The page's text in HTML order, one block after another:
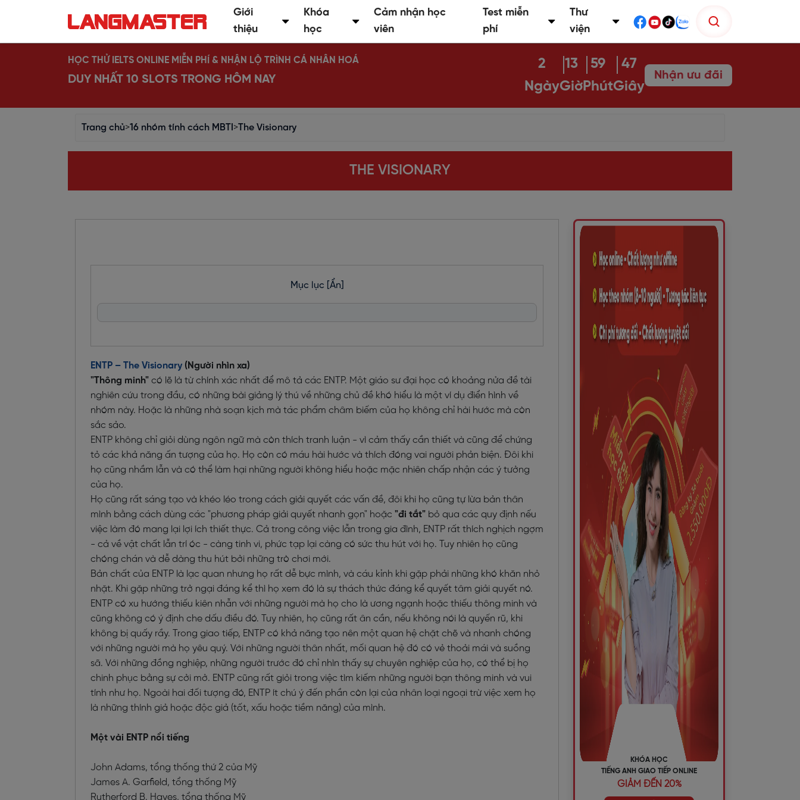
Giới
thiệu
Khóa
học
Cảm nhận học
viên
Test miễn
phí
Thư
viện
HỌC THỬ IELTS ONLINE MIỄN PHÍ & NHẬN LỘ TRÌNH CÁ NHÂN HOÁ
DUY NHẤT 10 SLOTS TRONG HÔM NAY
2
Ngày
13
Giờ
59
Phút
47
Giây
Nhận ưu đãi
Trang chủ>16 nhóm tính cách MBTI >The Visionary
THE VISIONARY
Mục lục [Ẩn]
ENTP – The Visionary (Người nhìn xa)
"Thông minh" có lẽ là từ chính xác nhất để mô tả các ENTP. Một giáo sư đại học có khoảng nửa đề tài
nghiên cứu trong đầu, có những bài giảng lý thú về những chủ đề khó hiểu là một ví dụ điển hình về
nhóm này. Hoặc là những nhà soạn kịch mà tác phẩm châm biếm của họ không chỉ hài hước mà còn
sắc sảo.
ENTP không chỉ giỏi dùng ngôn ngữ mà còn thích tranh luận - vì cảm thấy cần thiết và cũng để chứng
tỏ các khả năng ấn tượng của họ. Họ còn có máu hài hước và thích đóng vai người phản biện. Đôi khi
họ cũng nhầm lẫn và có thể làm hại những người không hiểu hoặc mặc nhiên chấp nhận các ý tưởng
của họ.
Họ cũng rất sáng tạo và khéo léo trong cách giải quyết các vấn đề, đôi khi họ cũng tự lừa bản thân
mình bằng cách dùng các "phương pháp giải quyết nhanh gọn" hoặc "đi tắt" bỏ qua các quy định nếu
việc làm đó mang lại lợi ích thiết thực. Cả trong công việc lẫn trong gia đình, ENTP rất thích nghịch ngợm
- cả về vật chất lẫn trí óc - càng tinh vi, phức tạp lại càng có sức thu hút với họ. Tuy nhiên họ cũng
chóng chán và dễ dàng thu hút bởi những trò chơi mới.
Bản chất của ENTP là lạc quan nhưng họ rất dễ bực mình, và cáu kỉnh khi gặp phải những khó khăn nhỏ
nhặt. Khi gặp những trở ngại đáng kể thì họ xem đó là sự thách thức đáng kể quyết tâm giải quyết nó.
ENTP có xu hướng thiếu kiên nhẫn với những người mà họ cho là ương ngạnh hoặc thiếu thông minh và
cũng không có ý định che dấu điều đó. Tuy nhiên, họ cũng rất ân cần, nếu không nói là quyến rũ, khi
không bị quấy rầy. Trong giao tiếp, ENTP có khả năng tạo nên một quan hệ chặt chẽ và nhanh chóng
với những người mà họ yêu quý. Với những người thân nhất, mối quan hệ đó có vẻ thoải mái và suồng
sã. Với những đồng nghiệp, những người trước đó chỉ nhìn thấy sự chuyên nghiệp của họ, có thể bị họ
chinh phục bằng sự cởi mở. ENTP cũng rất giỏi trong việc tìm kiếm những người bạn thông minh và vui
tính như họ. Ngoài hai đối tượng đó, ENTP ít chú ý đến phần còn lại của nhân loại ngoại trừ việc xem họ
là những thính giả hoặc độc giả (tốt, xấu hoặc tiềm năng) của mình.
Một vài ENTP nổi tiếng
John Adams, tổng thống thứ 2 của Mỹ
James A. Garfield, tổng thống Mỹ
Rutherford B. Hayes, tổng thống Mỹ
KHÓA HỌC
TIẾNG ANH GIAO TIẾP ONLINE
GIẢM ĐẾN 20%